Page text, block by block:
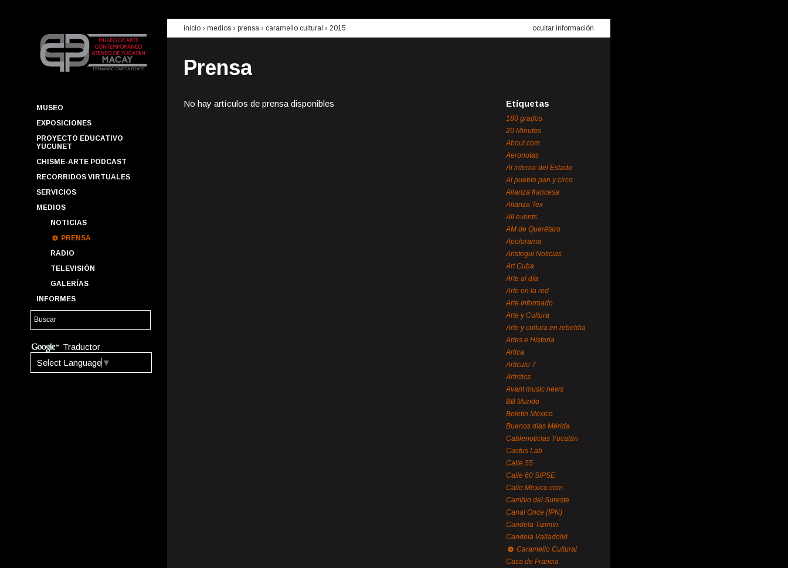
MUSEO
EXPOSICIONES
PROYECTO EDUCATIVO
YUCUNET
CHISME-ARTE PODCAST
RECORRIDOS VIRTUALES
SERVICIOS
MEDIOS
NOTICIAS
PRENSA
RADIO
TELEVISIÓN
GALERÍAS
INFORMES
Traductor
Select Language ▼
inicio › medios › prensa › caramello cultural › 2015 ocultar información
Prensa
No hay artículos de prensa disponibles Etiquetas
180 grados
20 Minutos
About.com
Aeronotas
Al interior del Estado
Al pueblo pan y circo
Alianza francesa
Alianza Tex
All events
AM de Querétaro
Apolorama
Aristegui Noticias
Art Cuba
Arte al día
Arte en la red
Arte Informado
Arte y Cultura
Arte y cultura en rebeldía
Artes e Historia
Artica
Artículo 7
Artistics
Avant music news
BB Mundo
Boletín México
Buenos días Mérida
Cablenoticias Yucatán
Cactus Lab
Calle 55
Calle 60 SIPSE
Calle México.com
Cambio del Sureste
Canal Once (IPN)
Candela Tizimín
Candela Valladolid
Caramello Cultural
Casa de Francia